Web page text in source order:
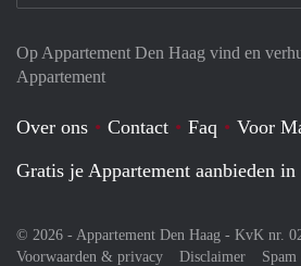
Op Appartement Den Haag vind en
Appartement
Over ons Contact Faq Voor
Gratis je Appartement aanbieden in
© 2026 - Appartement Den Haag - KvK nr.
Voorwaarden & privacy
Disclaimer